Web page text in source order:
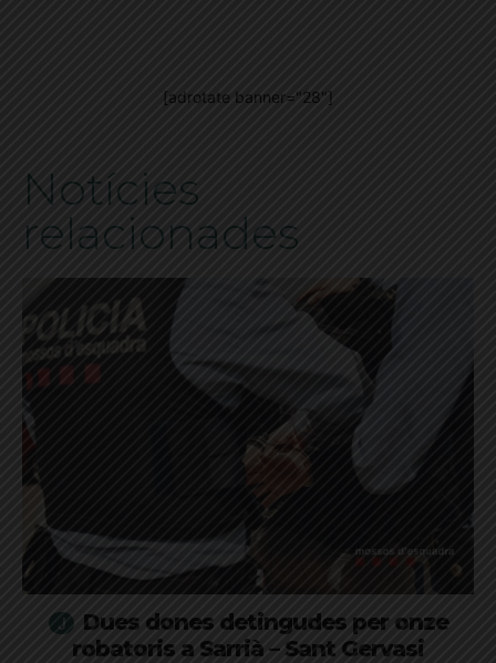
[adrotate banner="28"]
Notícies
relacionades
Dues dones detingudes per onze
robatoris a Sarrià – Sant Gervasi